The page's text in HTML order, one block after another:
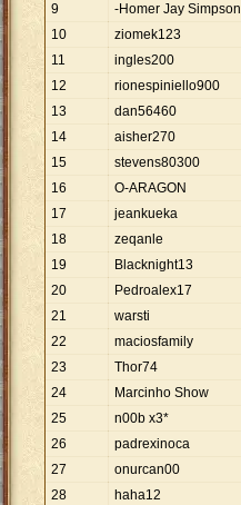
9
-Homer Jay Simpson
10
ziomek123
11
ingles200
12
rionespiniello900
13
dan56460
14
aisher270
15
stevens80300
16
O-ARAGON
17
jeankueka
18
zeqanle
19
Blacknight13
20
Pedroalex17
21
warsti
22
maciosfamily
23
Thor74
24
Marcinho Show
25
n00b x3*
26
padrexinoca
27
onurcan00
28
haha12